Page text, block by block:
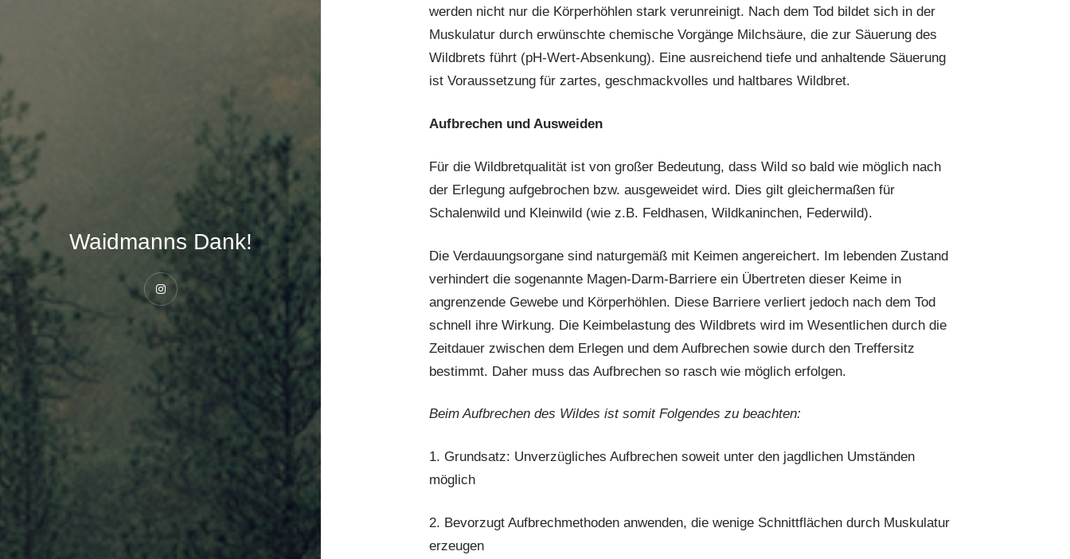
Waidmanns Dank!
Instagram
werden nicht nur die Körperhöhlen stark verunreinigt. Nach dem Tod bildet sich in der
Muskulatur durch erwünschte chemische Vorgänge Milchsäure, die zur Säuerung des
Wildbrets führt (pH-Wert-Absenkung). Eine ausreichend tiefe und anhaltende Säuerung
ist Voraussetzung für zartes, geschmackvolles und haltbares Wildbret.
Aufbrechen und Ausweiden
Für die Wildbretqualität ist von großer Bedeutung, dass Wild so bald wie möglich nach
der Erlegung aufgebrochen bzw. ausgeweidet wird. Dies gilt gleichermaßen für
Schalenwild und Kleinwild (wie z.B. Feldhasen, Wildkaninchen, Federwild).
Die Verdauungsorgane sind naturgemäß mit Keimen angereichert. Im lebenden Zustand
verhindert die sogenannte Magen-Darm-Barriere ein Übertreten dieser Keime in
angrenzende Gewebe und Körperhöhlen. Diese Barriere verliert jedoch nach dem Tod
schnell ihre Wirkung. Die Keimbelastung des Wildbrets wird im Wesentlichen durch die
Zeitdauer zwischen dem Erlegen und dem Aufbrechen sowie durch den Treffersitz
bestimmt. Daher muss das Aufbrechen so rasch wie möglich erfolgen.
Beim Aufbrechen des Wildes ist somit Folgendes zu beachten:
1. Grundsatz: Unverzügliches Aufbrechen soweit unter den jagdlichen Umständen
möglich
2. Bevorzugt Aufbrechmethoden anwenden, die wenige Schnittflächen durch Muskulatur
erzeugen